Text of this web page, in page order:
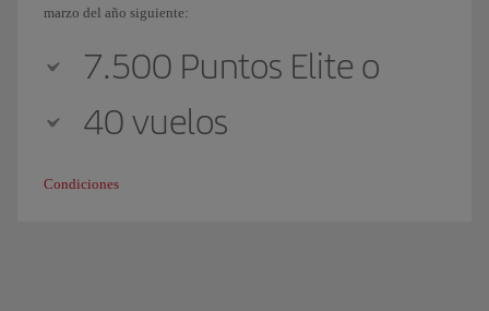
marzo del año siguiente:
7.500 Puntos Elite o
40 vuelos
Condiciones